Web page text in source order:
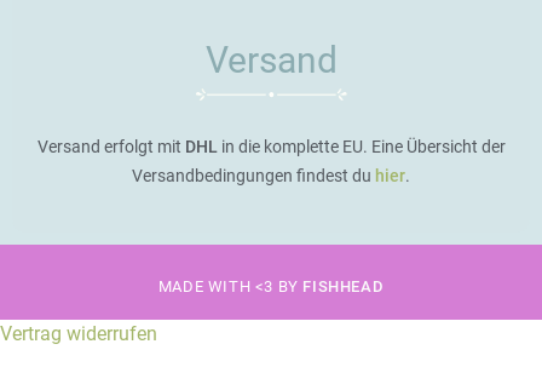
Versand
Versand erfolgt mit DHLin die komplette EU. Eine Übersicht der
Versandbedingungen findest du hier.
MADE WITH <3 BY FISHHEAD
Vertrag widerrufen